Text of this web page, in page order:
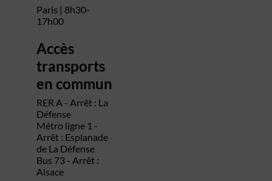
Paris | 8h30-
17h00
Accès
transports
en commun
RER A - Arrêt : La
Défense
Métro ligne 1 -
Arrêt : Esplanade
de La Défense
Bus 73 - Arrêt :
Alsace